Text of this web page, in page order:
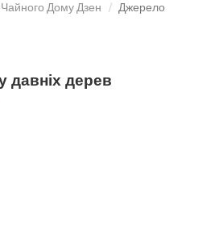
Чайного Дому Дзен
Джерело
давніх дерев